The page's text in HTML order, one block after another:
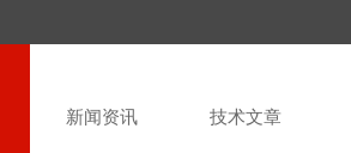
新闻资讯 技术文章